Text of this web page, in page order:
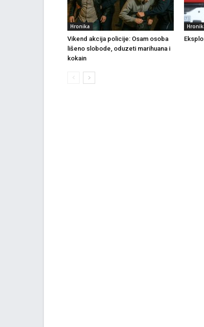
Hronika
Vikend akcija policije: Osam osoba
lišeno slobode, oduzeti marihuana i
kokain